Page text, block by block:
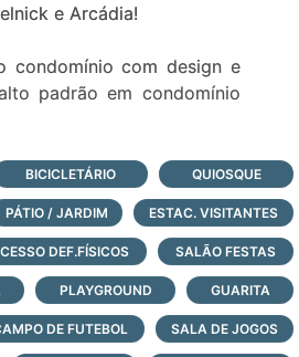
e Arcádia!
condomínio com design e
padrão em condomínio
Brasileira é um
com a combinação
a harmonia e o design
mesclados a um e
o testemunho de
brasileira
onde o design se entrelaça
BICICLETÁRIO QUIOSQUE
PÁTIO / JARDIM ESTAC. VISITANTES
DEF.FÍSICOS SALÃO FESTAS
PLAYGROUND GUARITA
DE FUTEBOL SALA DE JOGOS